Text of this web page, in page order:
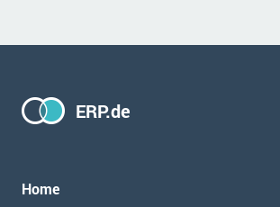
ERP.de
Home